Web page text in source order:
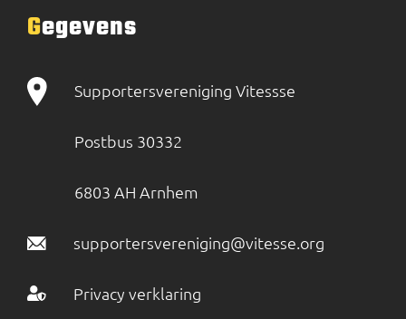
Gegevens
Supportersvereniging Vitessse
Postbus 30332
6803 AH Arnhem
supportersvereniging@vitesse.org
Privacy verklaring